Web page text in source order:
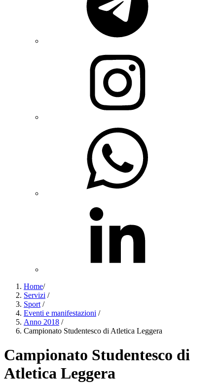
Home/
Servizi /
Sport /
Eventi e manifestazioni /
Anno 2018 /
Campionato Studentesco di Atletica Leggera
Campionato Studentesco di
Atletica Leggera